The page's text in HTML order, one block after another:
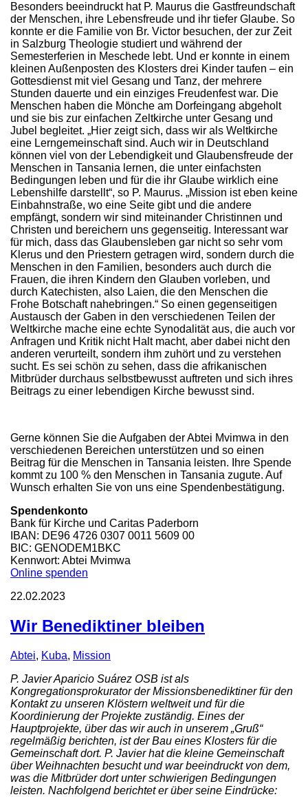
Besonders beeindruckt hat P. Maurus die Gastfreundschaft
der Menschen, ihre Lebensfreude und ihr tiefer Glaube. So
konnte er die Familie von Br. Victor besuchen, der zur Zeit
in Salzburg Theologie studiert und während der
Semesterferien in Meschede lebt. Und er konnte in einem
kleinen Außenposten des Klosters drei Kinder taufen – ein
Gottesdienst mit viel Gesang und Tanz, der mehrere
Stunden dauerte und ein einziges Freudenfest war. Die
Menschen haben die Mönche am Dorfeingang abgeholt
und sie bis zur einfachen Zeltkirche unter Gesang und
Jubel begleitet. „Hier zeigt sich, dass wir als Weltkirche
eine Lerngemeinschaft sind. Auch wir in Deutschland
können viel von der Lebendigkeit und Glaubensfreude der
Menschen in Tansania lernen, die unter einfachsten
Bedingungen leben und für die ihr Glaube wirklich eine
Lebenshilfe darstellt“, so P. Maurus. „Mission ist eben keine
Einbahnstraße, wo eine Seite gibt und die andere
empfängt, sondern wir sind miteinander Christinnen und
Christen und bereichern uns gegenseitig. Interessant war
für mich, dass das Glaubensleben gar nicht so sehr vom
Klerus und den Priestern getragen wird, sondern durch die
Menschen in den Familien, besonders auch durch die
Frauen, die ihren Kindern den Glauben vorleben, und
durch Katechisten, also Laien, die den Menschen die
Frohe Botschaft nahebringen.“ So einen gegenseitigen
Austausch der Gaben in den verschiedenen Teilen der
Weltkirche mache eine echte Synodalität aus, die auch vor
Anfragen und Kritik nicht Halt macht, aber dabei nicht den
anderen verurteilt, sondern ihm zuhört und zu verstehen
sucht. Es sei schön zu sehen, dass die afrikanischen
Mitbrüder durchaus selbstbewusst auftreten und sich ihres
Beitrags zu einer lebendigen Kirche bewusst sind.
Gerne können Sie die Aufgaben der Abtei Mvimwa in den
verschiedenen Bereichen unterstützen und so einen
Beitrag für die Menschen in Tansania leisten. Ihre Spende
kommt zu 100 % den Menschen in Tansania zugute. Auf
Wunsch erhalten Sie von uns eine Spendenbestätigung.
Spendenkonto
Bank für Kirche und Caritas Paderborn
IBAN: DE96 4726 0307 0011 5609 00
BIC: GENODEM1BKC
Kennwort: Abtei Mvimwa
Online spenden
22.02.2023
Wir Benediktiner bleiben
Abtei, Kuba, Mission
P. Javier Aparicio Suárez OSB ist als
Kongregationsprokurator der Missionsbenediktiner für den
Kontakt zu unseren Klöstern weltweit und für die
Koordinierung der Projekte zuständig. Eines der
Hauptprojekte, über das wir auch in unserem „Gruß“
regelmäßig berichten, ist der Bau eines Klosters für die
Gemeinschaft dort. P. Javier hat die kleine Gemeinschaft
über Weihnachten besucht und war beeindruckt von dem,
was die Mitbrüder dort unter schwierigen Bedingungen
leisten. Nachfolgend berichtet er über seine Eindrücke: